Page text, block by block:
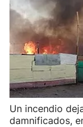
Un incendio
damnificados,